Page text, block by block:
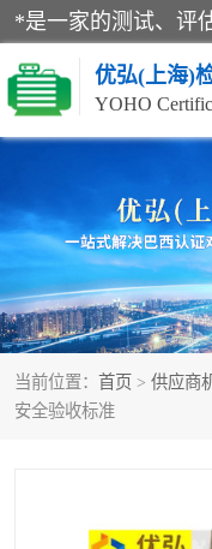
优弘(上海)
YOHO
当前位置： 首页 > 供应商
安全验收标准
RECYCLASS认证
NR12认证
ART认证
巴西认证